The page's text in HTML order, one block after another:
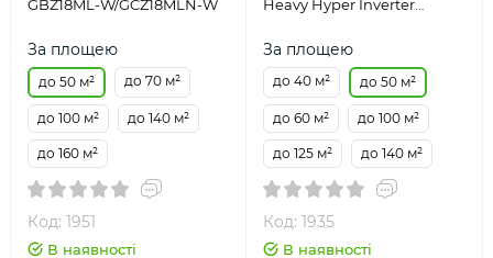
GBZ18ML-W/GCZ18MLN-W
За площею
до 50 м² до 70 м²
до 100 м² до 140 м²
до 160 м²
Код: 1951
В наявності
Heavy Hyper Inverter
За площею
до 40 м² до 50 м²
до 60 м² до 100 м²
до 125 м² до 140 м²
Код: 1935
В наявності